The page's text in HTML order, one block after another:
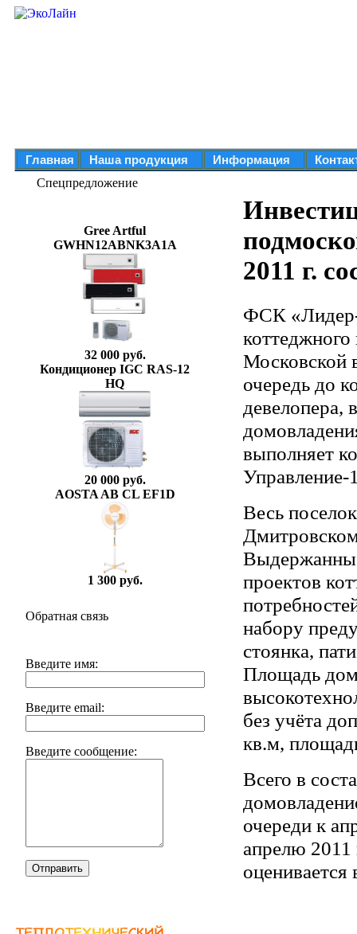
Главная Наша продукция Информация
Спецпредложение
Gree Artful
GWHN12ABNK3A1A
32 000 руб.
Кондиционер IGC RAS-12
HQ
20 000 руб.
AOSTA AB CL EF1D
1 300 руб.
Обратная связь
Введите имя:
Введите email:
Введите сообщение:
Отправить
2011 г.
ФСК «Лидер-
Московской
очередь до
девелопера,
выполняет
Управление-
Весь
проектов
набору
стоянка,
Площадь
без учёта
кв.м,
Всего в
очереди к
апрелю 2011